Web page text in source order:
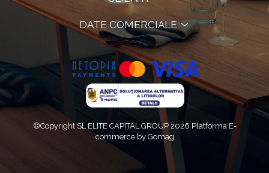
DATE COMERCIALE
©Copyright SL ELITE CAPITAL GROUP 2026 Platforma E-
commerce by Gomag